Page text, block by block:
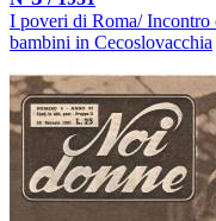
I poveri di Roma/ Incontro
bambini in Cecoslovacchia